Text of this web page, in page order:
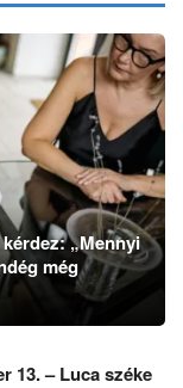
„Mennyi
még
13. – Luca széke